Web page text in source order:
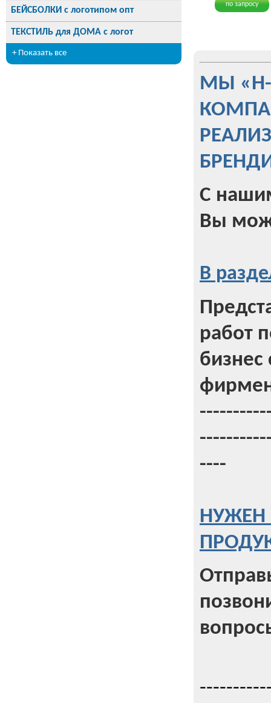
БЕЙСБОЛКИ с логотипом опт
ТЕКСТИЛЬ для ДОМА с логот
+ Показать все
по запросу
МЫ
С
Вы
В
работ
бизнес
----
НУЖЕН